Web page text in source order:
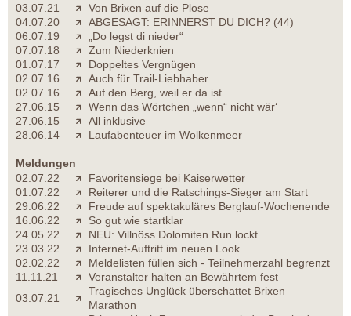
03.07.21
Von Brixen auf die Plose
04.07.20
ABGESAGT: ERINNERST DU DICH? (44)
06.07.19
„Do legst di nieder“
07.07.18
Zum Niederknien
01.07.17
Doppeltes Vergnügen
02.07.16
Auch für Trail-Liebhaber
02.07.16
Auf den Berg, weil er da ist
27.06.15
Wenn das Wörtchen „wenn“ nicht wär‘
27.06.15
All inklusive
28.06.14
Laufabenteuer im Wolkenmeer
Meldungen
02.07.22
Favoritensiege bei Kaiserwetter
01.07.22
Reiterer und die Ratschings-Sieger am Start
29.06.22
Freude auf spektakuläres Berglauf-Wochenende
16.06.22
So gut wie startklar
24.05.22
NEU: Villnöss Dolomiten Run lockt
23.03.22
Internet-Auftritt im neuen Look
02.02.22
Meldelisten füllen sich - Teilnehmerzahl begrenzt
11.11.21
Veranstalter halten an Bewährtem fest
03.07.21
Tragisches Unglück überschattet Brixen
Marathon